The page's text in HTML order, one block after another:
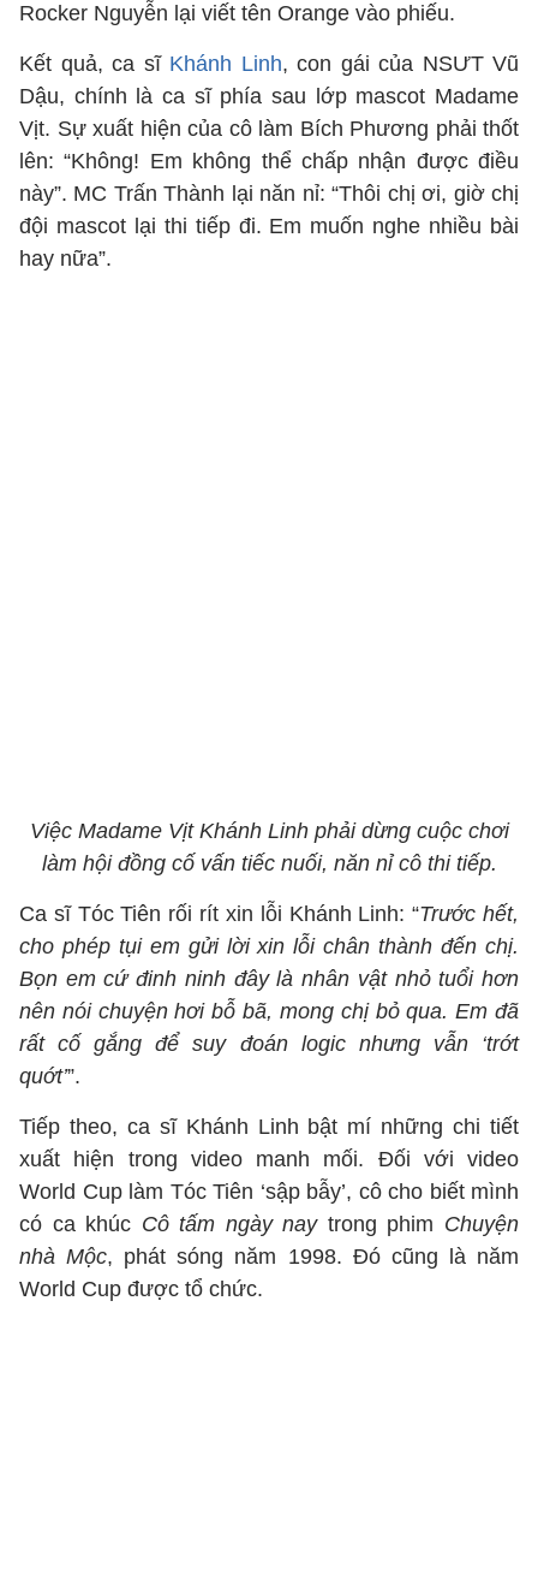
Rocker Nguyễn lại viết tên Orange vào phiếu.
Kết quả, ca sĩ Khánh Linh, con gái của NSƯT Vũ
Dậu, chính là ca sĩ phía sau lớp mascot Madame
Vịt. Sự xuất hiện của cô làm Bích Phương phải thốt
lên: “Không! Em không thể chấp nhận được điều
này”. MC Trấn Thành lại năn nỉ: “Thôi chị ơi, giờ chị
đội mascot lại thi tiếp đi. Em muốn nghe nhiều bài
hay nữa”.
Việc Madame Vịt Khánh Linh phải dừng cuộc chơi
làm hội đồng cố vấn tiếc nuối, năn nỉ cô thi tiếp.
Ca sĩ Tóc Tiên rối rít xin lỗi Khánh Linh: “Trước hết,
cho phép tụi em gửi lời xin lỗi chân thành đến chị.
Bọn em cứ đinh ninh đây là nhân vật nhỏ tuổi hơn
nên nói chuyện hơi bỗ bã, mong chị bỏ qua. Em đã
rất cố gắng để suy đoán logic nhưng vẫn ‘trớt
quớt’”.
Tiếp theo, ca sĩ Khánh Linh bật mí những chi tiết
xuất hiện trong video manh mối. Đối với video
World Cup làm Tóc Tiên ‘sập bẫy’, cô cho biết mình
có ca khúc Cô tấm ngày nay trong phim Chuyện
nhà Mộc, phát sóng năm 1998. Đó cũng là năm
World Cup được tổ chức.